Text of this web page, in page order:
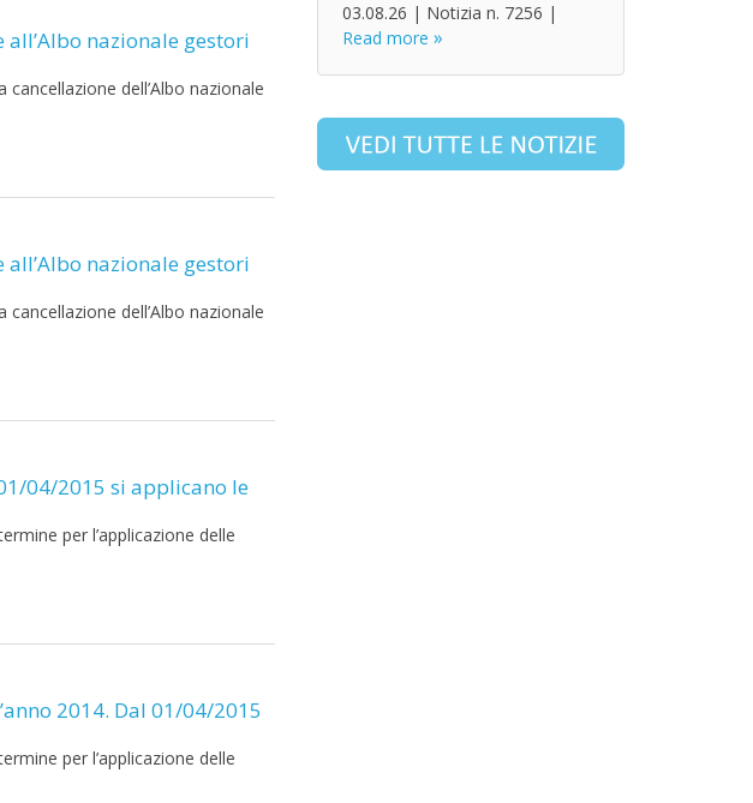
nazionale gestori
dell’Albo nazionale
nazionale gestori
dell’Albo nazionale
04/2015 si applicano le
per l’applicazione delle
2014. Dal 01/04/2015
per l’applicazione delle
03.08.26 | Notizia n. 7256 |
Read more